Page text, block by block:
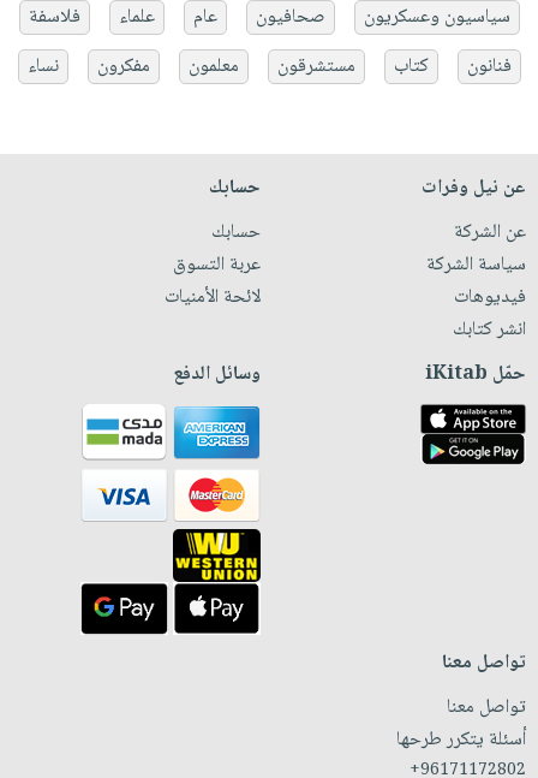
سياسيون وعسكريون
صحافيون عام علماء
فلاسفة
فنانون
كتاب مستشرقون معلمون مفكرون نساء
عن نيل وفرات
عن الشركة
سياسة الشركة
فيديوهات
انشر كتابك
حسابك
حسابك
عربة التسوق
لائحة الأمنيات
حمّل iKitab وسائل الدفع
تواصل معنا
تواصل معنا
أسئلة يتكرر طرحها
+96171172802